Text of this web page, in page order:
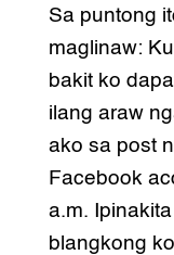
Sa puntong
maglinaw:
bakit ko
ilang araw
ako sa post
Facebook
a.m.
blangkong